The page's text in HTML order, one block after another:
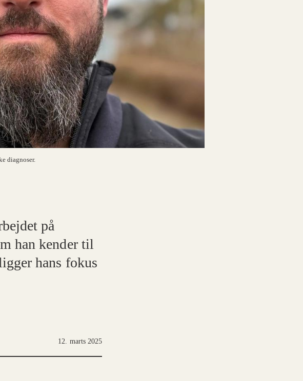
diagnoser.
på
han kender til
hans fokus
12. marts 2025